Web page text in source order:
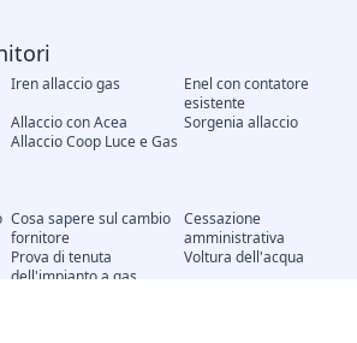
Iren allaccio gas
Enel con contatore
esistente
Allaccio con Acea
Sorgenia allaccio
Allaccio Coop Luce e Gas
Cosa sapere sul cambio
fornitore
Cessazione
amministrativa
Prova di tenuta
dell'impianto a gas
Voltura dell'acqua